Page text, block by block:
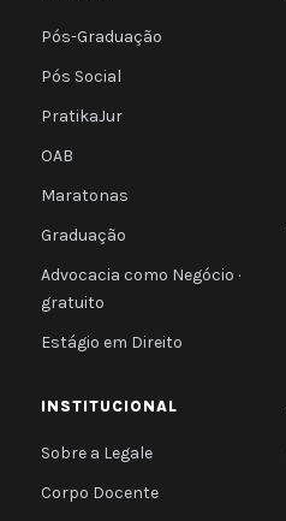
Pós-Graduação
Pós Social
PratikaJur
OAB
Maratonas
Graduação
Advocacia como Negócio ·
gratuito
Estágio em Direito
INSTITUCIONAL
Sobre a Legale
Corpo Docente